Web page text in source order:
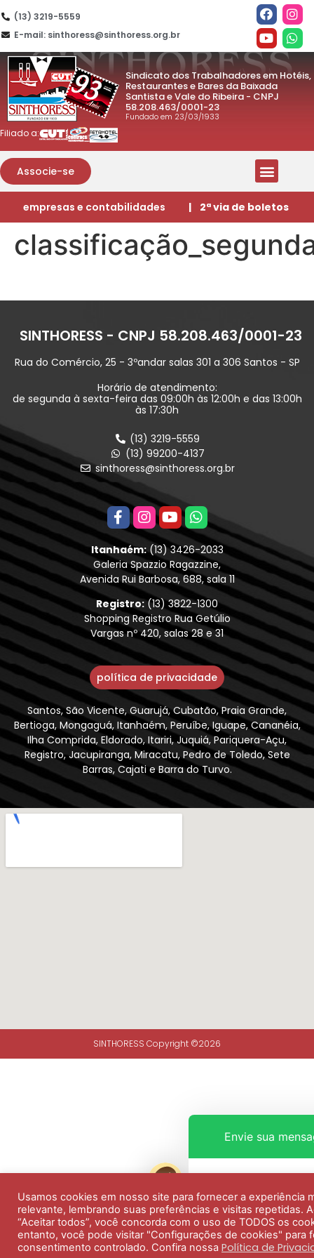
(13) 3219-5559
E-mail: sinthoress@sinthoress.org.br
Sindicato dos Trabalhadores em Hotéis,
Restaurantes e Bares da Baixada
Santista e Vale do Ribeira - CNPJ
58.208.463/0001-23
Fundado em 23/03/1933
Filiado a:
Associe-se
empresas e contabilidades | 2ª via de boletos
SINTHORESS - CNPJ 58.208.463/0001-23
Rua do Comércio, 25 - 3ºandar salas 301 a 306 Santos - SP
Horário de atendimento:
de segunda à sexta-feira das 09:00h às 12:00h e das 13:00h
às 17:30h
(13) 3219-5559
(13) 99200-4137
sinthoress@sinthoress.org.br
Itanhaém:(13) 3426-2033
Galeria Spazzio Ragazzine,
Avenida Rui Barbosa, 688, sala 11
Registro:(13) 3822-1300
Shopping Registro Rua Getúlio
Vargas nº 420, salas 28 e 31
política de privacidade
Santos, São Vicente, Guarujá, Cubatão, Praia Grande,
Bertioga, Mongaguá, Itanhaém, Peruíbe, Iguape, Cananéia,
Ilha Comprida, Eldorado, Itariri, Juquiá, Pariquera-Açu,
Registro, Jacupiranga, Miracatu, Pedro de Toledo, Sete
Barras, Cajati e Barra do Turvo.
SINTHORESS Copyright ©2026
Usamos cookies em nosso site para fornecer a experiência
relevante, lembrando suas preferências e visitas repetidas.
“Aceitar todos”, você concorda com o uso de TODOS os
entanto, você pode visitar "Configurações de cookies" para
consentimento controlado. Confira nossa Política de
Envie sua